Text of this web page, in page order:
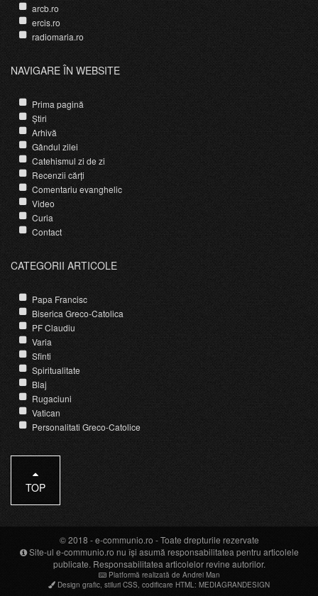
arcb.ro
ercis.ro
radiomaria.ro
NAVIGARE ÎN WEBSITE
Prima pagină
Știri
Arhivă
Gândul zilei
Catehismul zi de zi
Recenzii cărți
Comentariu evanghelic
Video
Curia
Contact
CATEGORII ARTICOLE
Papa Francisc
Biserica Greco-Catolica
PF Claudiu
Varia
Sfinti
Spiritualitate
Blaj
Rugaciuni
Vatican
Personalitati Greco-Catolice
TOP
© 2018 -e-communio.ro - Toate drepturile rezervate
Site-ul e-communio.ro nu își asumă responsabilitatea pentru articolele
publicate. Responsabilitatea articolelor revine autorilor.
Platformă realizată de Andrei Man
Design grafic stiluri CSS codificare HTML : MEDIAGRANDESIGN